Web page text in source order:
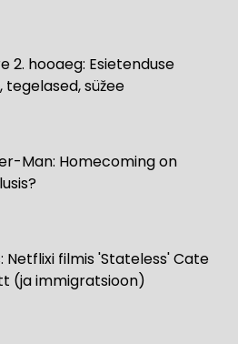
2. hooaeg: Esietenduse
tegelased, süžee
Man: Homecoming on
Netflixi filmis 'Stateless' Cate
(ja immigratsioon)